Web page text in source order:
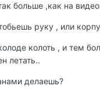
больше ,как на
руку , или
колоть , и тем
летать..
делаешь?